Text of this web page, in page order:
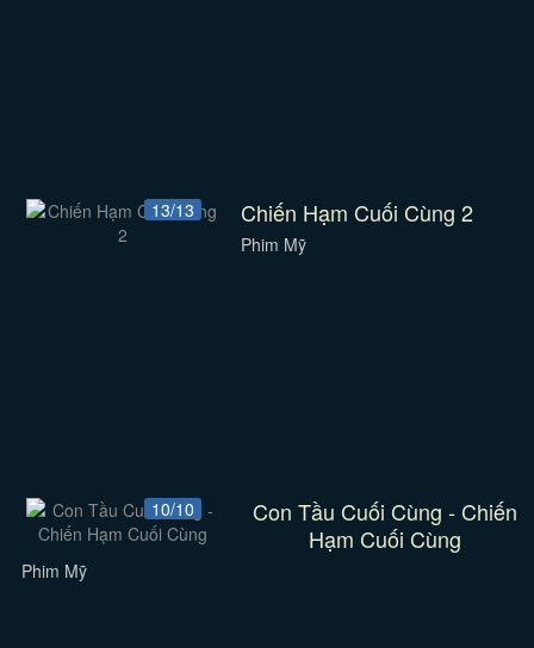
13/13 Chiến Hạm Cuối Cùng 2
Phim Mỹ
10/10
Con Tầu Cuối Cùng - Chiến
Hạm Cuối Cùng
Phim Mỹ